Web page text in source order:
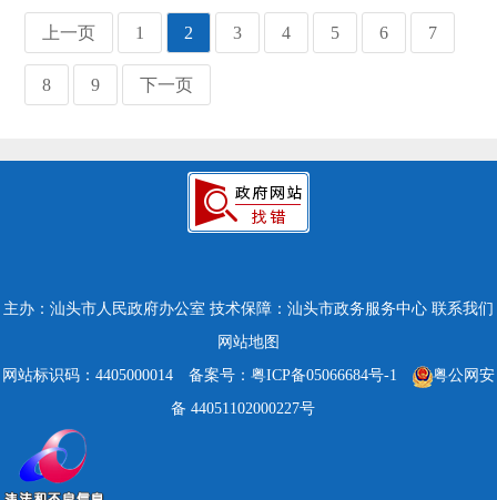
上一页 1 2 3 4 5 6 7
8 9 下一页
主办：汕头市人民政府办公室 技术保障：汕头市政务服务中心 联系我们
网站地图
网站标识码：4405000014
备案号：粤ICP备05066684号-1
粤公网安
备 44051102000227号